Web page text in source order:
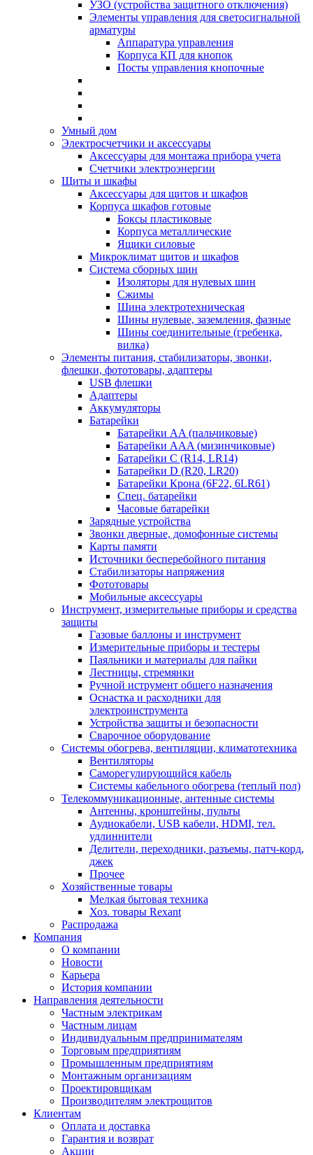
УЗО (устройства защитного отключения)
Элементы управления для светосигнальной
арматуры
Аппаратура управления
Корпуса КП для кнопок
Посты управления кнопочные
Умный дом
Электросчетчики и аксессуары
Аксессуары для монтажа прибора учета
Счетчики электроэнергии
Щиты и шкафы
Аксессуары для щитов и шкафов
Корпуса шкафов готовые
Боксы пластиковые
Корпуса металлические
Ящики силовые
Микроклимат щитов и шкафов
Система сборных шин
Изоляторы для нулевых шин
Сжимы
Шина электротехническая
Шины нулевые, заземления, фазные
Шины соединительные (гребенка,
вилка)
Элементы питания, стабилизаторы, звонки,
флешки, фототовары, адаптеры
USB флешки
Адаптеры
Аккумуляторы
Батарейки
Батарейки AA (пальчиковые)
Батарейки AAA (мизинчиковые)
Батарейки C (R14, LR14)
Батарейки D (R20, LR20)
Батарейки Крона (6F22, 6LR61)
Спец. батарейки
Часовые батарейки
Зарядные устройства
Звонки дверные, домофонные системы
Карты памяти
Источники бесперебойного питания
Стабилизаторы напряжения
Фототовары
Мобильные аксессуары
Инструмент, измерительные приборы и средства
защиты
Газовые баллоны и инструмент
Измерительные приборы и тестеры
Паяльники и материалы для пайки
Лестницы, стремянки
Ручной иструмент общего назначения
Оснастка и расходники для
электроинструмента
Устройства защиты и безопасности
Сварочное оборудование
Системы обогрева, вентиляции, климатотехника
Вентиляторы
Саморегулирующийся кабель
Системы кабельного обогрева (теплый пол)
Телекоммуникационные, антенные системы
Антенны, кронштейны, пульты
Аудиокабели, USB кабели, HDMI, тел.
удлиннители
Делители, переходники, разъемы, патч-корд,
джек
Прочее
Хозяйственные товары
Мелкая бытовая техника
Хоз. товары Rexant
Распродажа
Компания
О компании
Новости
Карьера
История компании
Направления деятельности
Частным электрикам
Частным лицам
Индивидуальным предпринимателям
Торговым предприятиям
Промышленным предприятиям
Монтажным организациям
Проектировщикам
Производителям электрощитов
Клиентам
Оплата и доставка
Гарантия и возврат
Акции